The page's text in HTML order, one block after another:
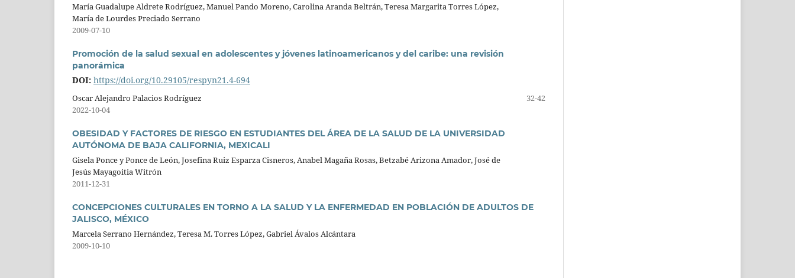
María Guadalupe Aldrete Rodríguez, Manuel Pando Moreno, Carolina Aranda Beltrán, Teresa Margarita Torres López,
María de Lourdes Preciado Serrano
2009-07-10
Promoción de la salud sexual en adolescentes y jóvenes latinoamericanos y del caribe: una revisión
panorámica
DOI: https://doi.org/10.29105/respyn21.4-694
Oscar Alejandro Palacios Rodríguez
32-42
2022-10-04
OBESIDAD Y FACTORES DE RIESGO EN ESTUDIANTES DEL ÁREA DE LA SALUD DE LA UNIVERSIDAD
AUTÓNOMA DE BAJA CALIFORNIA, MEXICALI
Gisela Ponce y Ponce de León, Josefina Ruiz Esparza Cisneros, Anabel Magaña Rosas, Betzabé Arizona Amador, José de
Jesús Mayagoitia Witrón
2011-12-31
CONCEPCIONES CULTURALES EN TORNO A LA SALUD Y LA ENFERMEDAD EN POBLACIÓN DE ADULTOS DE
JALISCO, MÉXICO
Marcela Serrano Hernández, Teresa M. Torres López, Gabriel Ávalos Alcántara
2009-10-10